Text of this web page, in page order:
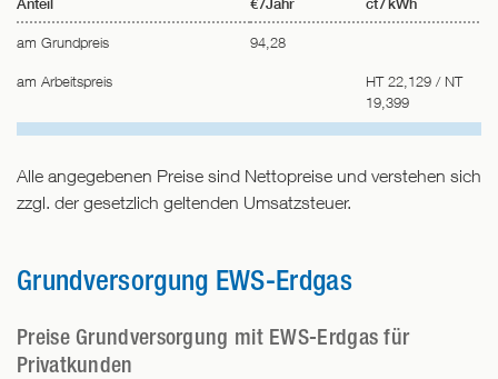
Anteil € /Jahr ct / kWh
am Grundpreis 94,28
am Arbeitspreis
HT 22,129 / NT
19,399
Alle angegebenen Preise sind Nettopreise und verstehen sich
zzgl. der gesetzlich geltenden Umsatzsteuer.
Grundversorgung EWS-Erdgas
Preise Grundversorgung mit EWS-Erdgas für
Privatkunden